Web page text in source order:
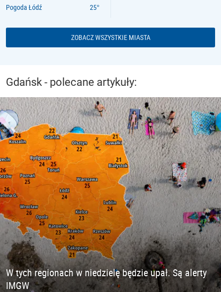
Pogoda Łódź
ZOBACZ WSZYSTKIE MIASTA
Gdańsk - polecane artykuły:
W tych regionach w niedzielę będzie upał. Są alerty
IMGW